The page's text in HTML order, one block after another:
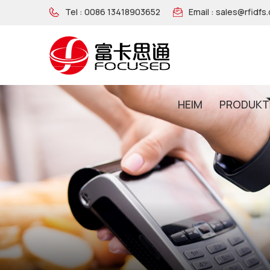
Tel : 0086 13418903652 Email :
HEIM